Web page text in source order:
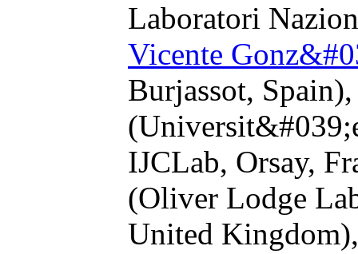
Laboratori
Vicente
Burjassot,
IJCLab, Orsay,
(Oliver Lodge
United